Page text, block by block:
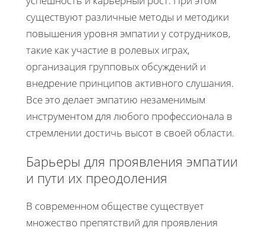
существуют различные методы и методики
повышения уровня эмпатии у сотрудников,
такие как участие в ролевых играх,
организация групповых обсуждений и
внедрение принципов активного слушания.
Все это делает эмпатию незаменимым
инструментом для любого профессионала в
стремлении достичь высот в своей области.
Барьеры для проявления эмпатии
и пути их преодоления
В современном обществе существует
множество препятствий для проявления